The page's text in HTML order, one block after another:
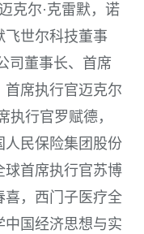
克尔·克雷默，诺
飞世尔科技董事
司董事长、首席
席执行官迈克尔
执行官罗赋德，
人民保险集团股份
球首席执行官苏博
喜，西门子医疗全
国经济思想与实